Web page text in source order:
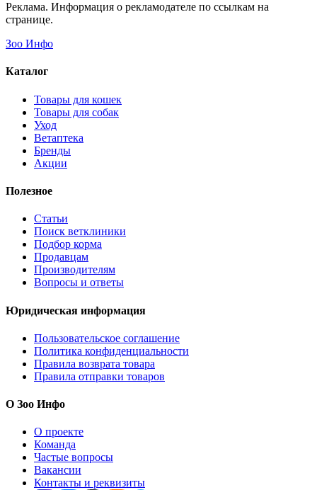
Реклама. Информация о рекламодателе по ссылкам на
странице.
Зоо Инфо
Каталог
Товары для кошек
Товары для собак
Уход
Ветаптека
Бренды
Акции
Полезное
Статьи
Поиск ветклиники
Подбор корма
Продавцам
Производителям
Вопросы и ответы
Юридическая информация
Пользовательское соглашение
Политика конфиденциальности
Правила возврата товара
Правила отправки товаров
О Зоо Инфо
О проекте
Команда
Частые вопросы
Вакансии
Контакты и реквизиты